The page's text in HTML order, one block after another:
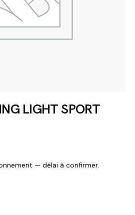
LIGHT SPORT
— délai à confirmer.